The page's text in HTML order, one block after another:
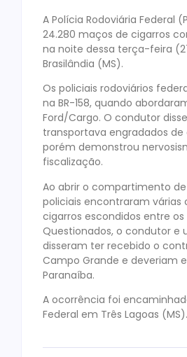
A Polícia Rodoviária Federal
24.280 maços de cigarros
na noite dessa terça-feira
Brasilândia (MS).
Os policiais rodoviários
na BR-158, quando
Ford/Cargo. O condutor
transportava engradados de
porém demonstrou
fiscalização.
Ao abrir o compartimento
policiais encontraram várias
cigarros escondidos entre os
Questionados, o condutor e
disseram ter recebido o
Campo Grande e deveriam
Paranaíba.
A ocorrência foi
Federal em Três Lagoas (MS).